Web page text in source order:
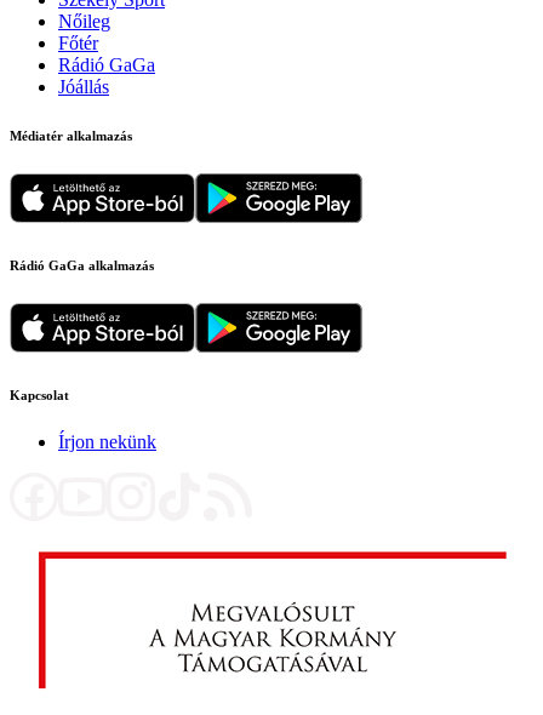
Nőileg
Főtér
Rádió GaGa
Jóállás
Médiatér alkalmazás
Rádió GaGa alkalmazás
Kapcsolat
Írjon nekünk